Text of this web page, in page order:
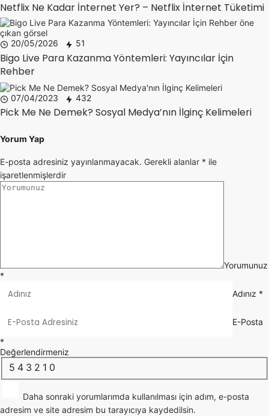
Netflix Ne Kadar İnternet Yer? – Netflix İnternet Tüketimi
20/05/2026 51
Bigo Live Para Kazanma Yöntemleri: Yayıncılar İçin
Rehber
07/04/2023 432
Pick Me Ne Demek? Sosyal Medya’nın İlginç Kelimeleri
Yorum Yap
E-posta adresiniz yayınlanmayacak. Gerekli alanlar * ile
işaretlenmişlerdir
Yorumunuz
*
Adınız *
E-Posta
*
Değerlendirmeniz
5 4 3 2 1 0
Daha sonraki yorumlarımda kullanılması için adım, e-posta
adresim ve site adresim bu tarayıcıya kaydedilsin.